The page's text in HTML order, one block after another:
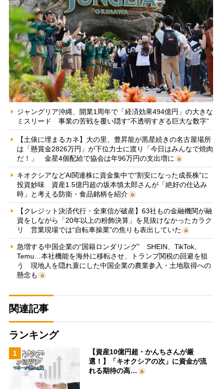
ジャングリア沖縄、開業1周年で「経済効果494億円」の大きな
ミスリード 事業の苦戦を覆い隠す“不透明すぎる巨大な数字”
【土俵に埋まるカネ】大の里、豊昇龍が黒星続きの名古屋場所
は「懸賞金2826万円」が下位力士に渡り「今日はみんなで焼肉
だ！」 金星4個配給で協会は年96万円の支出増に
キオクシアなどAI関連株に資金集中で“割安になった成長株”に
投資妙味 資産1.5億円超の坂本慎太郎さんが「絶好の仕込み
時」と考える防衛・食品銘柄を紹介
【クレジット決済代行・全東信が破産】63社もの金融機関が融
資をしながら「20年以上の粉飾決算」を見抜けなかったカラク
リ 営業現場では“自転車操業”の焦りも表出していた
急増する中国企業の“国籍ロンダリング” SHEIN、TikTok、
Temu…本社機能を海外に移転させ、トランプ関税の回避を狙
う 現地人を隠れ蓑にした中国企業の農業参入・土地取得への
懸念も
関連記事
ランキング
1
【資産10億円超・かんちさんが厳
選！】「キオクシアの次」に資金が流
れる期待の高…